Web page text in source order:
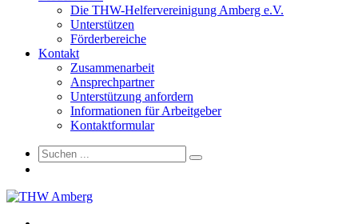
Die THW-Helfervereinigung Amberg e.V.
Unterstützen
Förderbereiche
Kontakt
Zusammenarbeit
Ansprechpartner
Unterstützung anfordern
Informationen für Arbeitgeber
Kontaktformular